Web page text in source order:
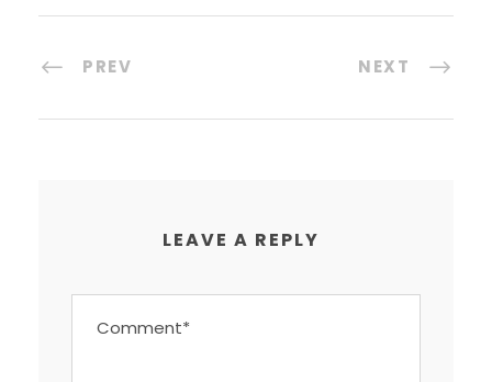
PREV NEXT
LEAVE A REPLY